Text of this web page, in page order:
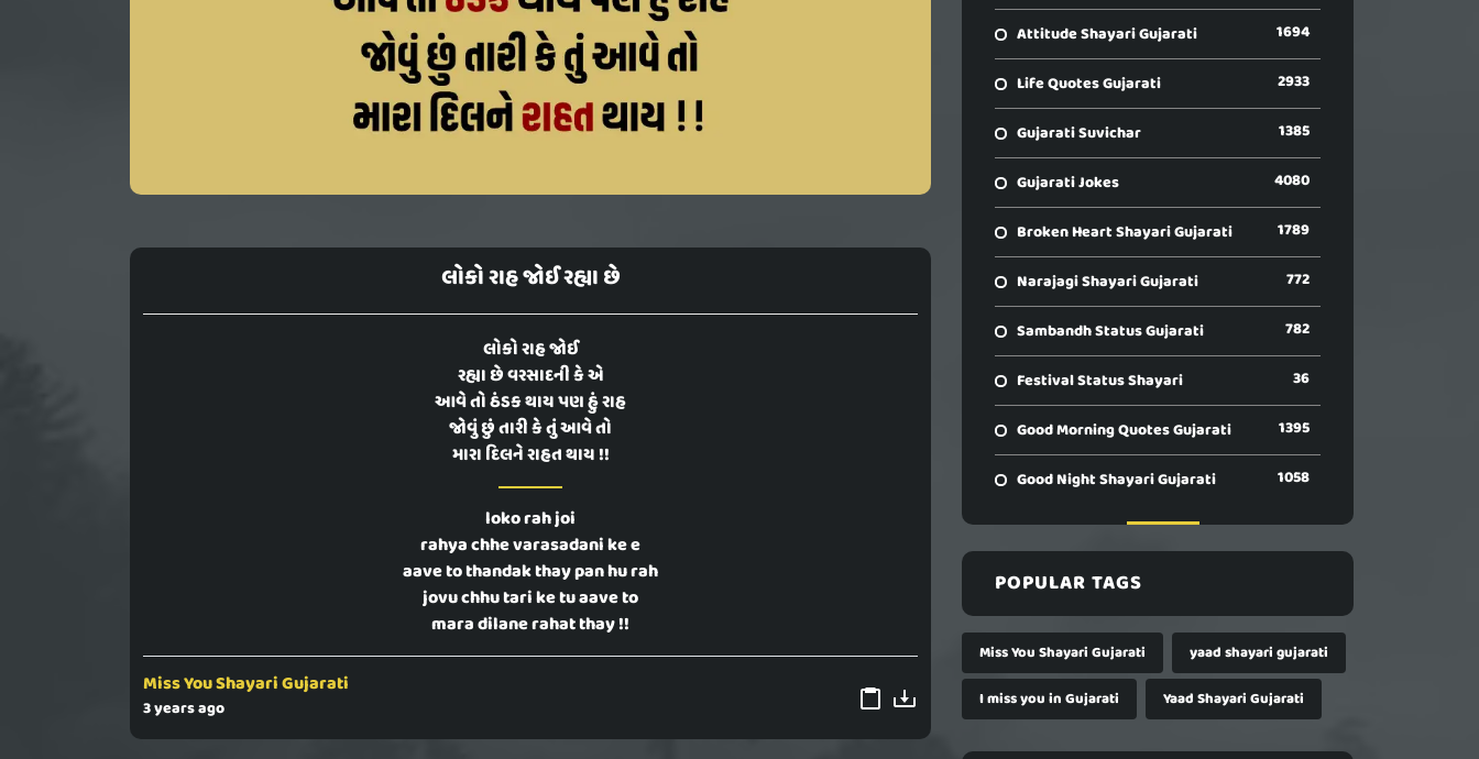
લોકો રાહ જોઈ રહ્યા છે
લોકો રાહ જોઈ
રહ્યા છે વરસાદની કે એ
આવે તો ઠંડક થાય પણ હું રાહ
જોવું છું તારી કે તું આવે તો
મારા દિલને રાહત થાય !!
loko rah joi
rahya chhe varasadani ke e
aave to thandak thay pan hu rah
jovu chhu tari ke tu aave to
mara dilane rahat thay !!
Miss You Shayari Gujarati
3 years ago
Attitude Shayari Gujarati 1694
Life Quotes Gujarati 2933
Gujarati Suvichar 1385
Gujarati Jokes 4080
Broken Heart Shayari Gujarati 1789
Narajagi Shayari Gujarati 772
Sambandh Status Gujarati 782
Festival Status Shayari 36
Good Morning Quotes Gujarati 1395
Good Night Shayari Gujarati 1058
POPULAR TAGS
Miss You Shayari Gujarati
yaad shayari gujarati
I miss you in Gujarati
Yaad Shayari Gujarati